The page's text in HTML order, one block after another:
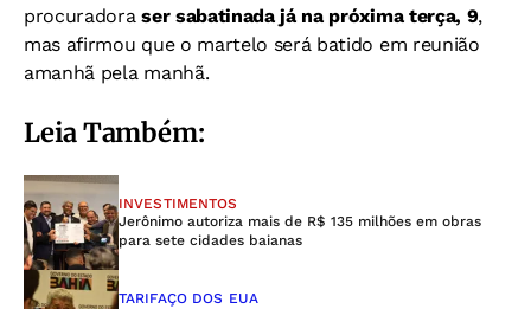
procuradora ser sabatinada já na próxima terça, 9,
mas afirmou que o martelo será batido em reunião
amanhã pela manhã.
Leia Também:
INVESTIMENTOS
Jerônimo autoriza mais de R$ 135 milhões em obras
para sete cidades baianas
TARIFAÇO DOS EUA